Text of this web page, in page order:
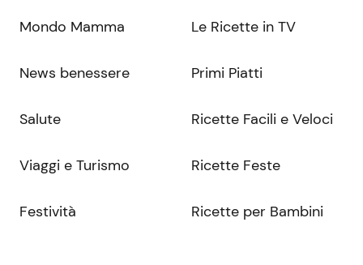
Mondo Mamma
News benessere
Salute
Viaggi e Turismo
Festività
Le Ricette in TV
Primi Piatti
Ricette Facili e Veloci
Ricette Feste
Ricette per Bambini